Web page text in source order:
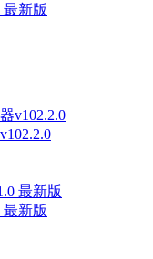
新版
新版